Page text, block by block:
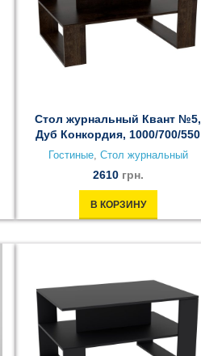
Стол журнальный Квант №5,
Дуб Конкордия, 1000/700/550
Гостиные, Стол журнальный
2610 грн.
В КОРЗИНУ